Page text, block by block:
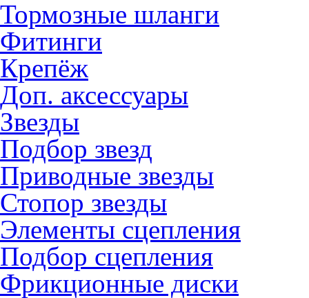
Тормозные шланги
Фитинги
Крепёж
Доп. аксессуары
Звезды
Подбор звезд
Приводные звезды
Стопор звезды
Элементы сцепления
Подбор сцепления
Фрикционные диски